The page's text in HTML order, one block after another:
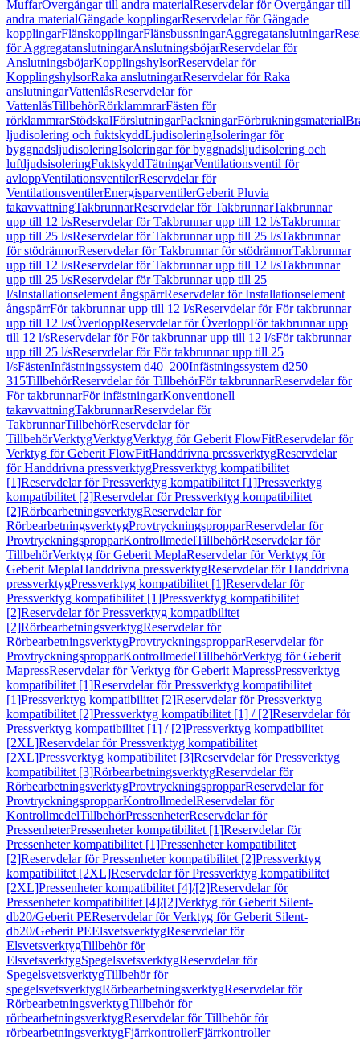
MuffarÖvergångar till andra materialReservdelar för Övergångar till
andra materialGängade kopplingarReservdelar för Gängade
kopplingarFlänskopplingarFlänsbussningarAggregatanslutningar
för AggregatanslutningarAnslutningsböjarReservdelar för
AnslutningsböjarKopplingshylsorReservdelar för
KopplingshylsorRaka anslutningarReservdelar för Raka
anslutningarVattenlåsReservdelar för
VattenlåsTillbehörRörklammrarFästen för
rörklammrarStödskalFörslutningarPackningarFörbrukningsmaterial
ljudisolering och fuktskyddLjudisoleringIsoleringar för
byggnadsljudisoleringIsoleringar för byggnadsljudisolering och
luftljudsisoleringFuktskyddTätningarVentilationsventil för
avloppVentilationsventilerReservdelar för
VentilationsventilerEnergisparventilerGeberit Pluvia
takavvattningTakbrunnarReservdelar för TakbrunnarTakbrunnar
upp till 12 l/sReservdelar för Takbrunnar upp till 12 l/sTakbrunnar
upp till 25 l/sReservdelar för Takbrunnar upp till 25 l/sTakbrunnar
för stödrännorReservdelar för Takbrunnar för stödrännorTakbrunnar
upp till 12 l/sReservdelar för Takbrunnar upp till 12 l/sTakbrunnar
upp till 25 l/sReservdelar för Takbrunnar upp till 25
l/sInstallationselement ångspärrReservdelar för Installationselement
ångspärrFör takbrunnar upp till 12 l/sReservdelar för För takbrunnar
upp till 12 l/sÖverloppReservdelar för ÖverloppFör takbrunnar upp
till 12 l/sReservdelar för För takbrunnar upp till 12 l/sFör takbrunnar
upp till 25 l/sReservdelar för För takbrunnar upp till 25
l/sFästenInfästningssystem d40–200Infästningssystem d250–
315TillbehörReservdelar för TillbehörFör takbrunnarReservdelar för
För takbrunnarFör infästningarKonventionell
takavvattningTakbrunnarReservdelar för
TakbrunnarTillbehörReservdelar för
TillbehörVerktygVerktygVerktyg för Geberit FlowFitReservdelar för
Verktyg för Geberit FlowFitHanddrivna pressverktygReservdelar
för Handdrivna pressverktygPressverktyg kompatibilitet
[1]Reservdelar för Pressverktyg kompatibilitet [1]Pressverktyg
kompatibilitet [2]Reservdelar för Pressverktyg kompatibilitet
[2]RörbearbetningsverktygReservdelar för
RörbearbetningsverktygProvtryckningspropparReservdelar för
ProvtryckningspropparKontrollmedelTillbehörReservdelar för
TillbehörVerktyg för Geberit MeplaReservdelar för Verktyg för
Geberit MeplaHanddrivna pressverktygReservdelar för Handdrivna
pressverktygPressverktyg kompatibilitet [1]Reservdelar för
Pressverktyg kompatibilitet [1]Pressverktyg kompatibilitet
[2]Reservdelar för Pressverktyg kompatibilitet
[2]RörbearbetningsverktygReservdelar för
RörbearbetningsverktygProvtryckningspropparReservdelar för
ProvtryckningspropparKontrollmedelTillbehörVerktyg för Geberit
MapressReservdelar för Verktyg för Geberit MapressPressverktyg
kompatibilitet [1]Reservdelar för Pressverktyg kompatibilitet
[1]Pressverktyg kompatibilitet [2]Reservdelar för Pressverktyg
kompatibilitet [2]Pressverktyg kompatibilitet [1] / [2]Reservdelar för
Pressverktyg kompatibilitet [1] / [2]Pressverktyg kompatibilitet
[2XL]Reservdelar för Pressverktyg kompatibilitet
[2XL]Pressverktyg kompatibilitet [3]Reservdelar för Pressverktyg
kompatibilitet [3]RörbearbetningsverktygReservdelar för
RörbearbetningsverktygProvtryckningspropparReservdelar för
ProvtryckningspropparKontrollmedelReservdelar för
KontrollmedelTillbehörPressenheterReservdelar för
PressenheterPressenheter kompatibilitet [1]Reservdelar för
Pressenheter kompatibilitet [1]Pressenheter kompatibilitet
[2]Reservdelar för Pressenheter kompatibilitet [2]Pressverktyg
kompatibilitet [2XL]Reservdelar för Pressverktyg kompatibilitet
[2XL]Pressenheter kompatibilitet [4]/[2]Reservdelar för
Pressenheter kompatibilitet [4]/[2]Verktyg för Geberit Silent-
db20/Geberit PEReservdelar för Verktyg för Geberit Silent-
db20/Geberit PEElsvetsverktygReservdelar för
ElsvetsverktygTillbehör för
ElsvetsverktygSpegelsvetsverktygReservdelar för
SpegelsvetsverktygTillbehör för
spegelsvetsverktygRörbearbetningsverktygReservdelar för
RörbearbetningsverktygTillbehör för
rörbearbetningsverktygReservdelar för Tillbehör för
rörbearbetningsverktygFjärrkontrollerFjärrkontroller